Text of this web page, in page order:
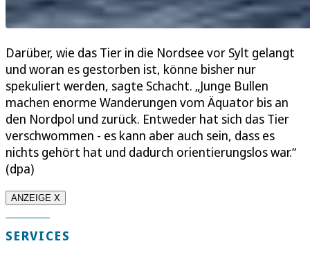
Darüber, wie das Tier in die Nordsee vor Sylt gelangt
und woran es gestorben ist, könne bisher nur
spekuliert werden, sagte Schacht. „Junge Bullen
machen enorme Wanderungen vom Äquator bis an
den Nordpol und zurück. Entweder hat sich das Tier
verschwommen - es kann aber auch sein, dass es
nichts gehört hat und dadurch orientierungslos war.“
(dpa)
ANZEIGE X
SERVICES